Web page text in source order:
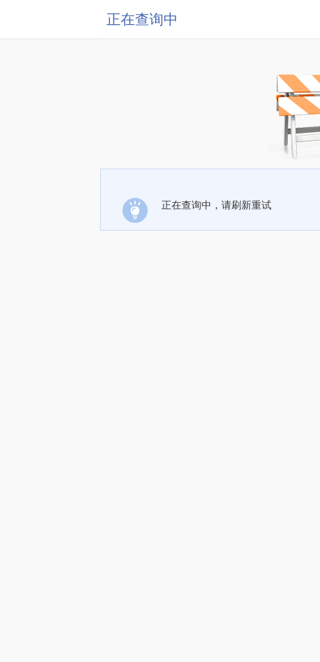
正在查询中
正在查询中，请刷新重试